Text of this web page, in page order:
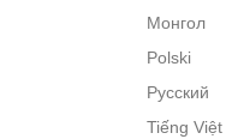
Монгол
Polski
Русский
Tiếng Việt